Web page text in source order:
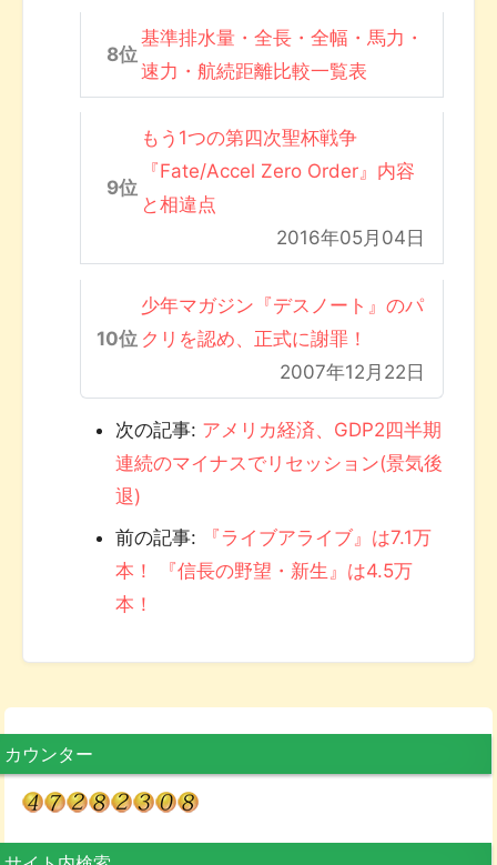
基準排水量・全長・全幅・馬力・
速力・航続距離比較一覧表
もう1つの第四次聖杯戦争
『Fate/Accel Zero Order』内容
と相違点
2016年05月04日
少年マガジン『デスノート』のパ
クリを認め、正式に謝罪！
2007年12月22日
次の記事: アメリカ経済、GDP2四半期
連続のマイナスでリセッション(景気後
退)
前の記事:
『ライブアライブ』は7.1万
本！ 『信長の野望・新生』は4.5万
本！
カウンター